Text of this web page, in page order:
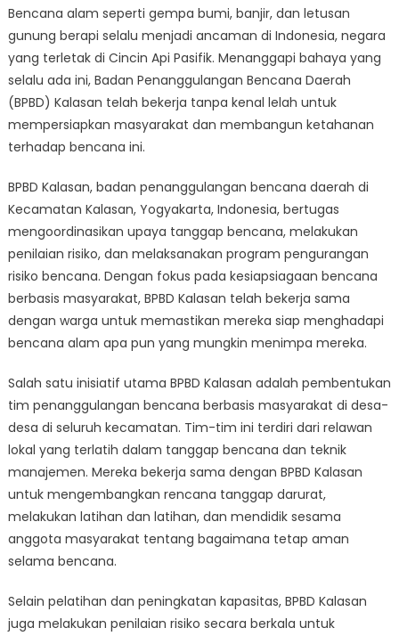
Cara
BPBD
Kalasan
Mempersiapkan
Masyarakat
Menghadapi
Bencana alam seperti gempa bumi, banjir, dan letusan
gunung berapi selalu menjadi ancaman di Indonesia, negara
yang terletak di Cincin Api Pasifik. Menanggapi bahaya yang
selalu ada ini, Badan Penanggulangan Bencana Daerah
(BPBD) Kalasan telah bekerja tanpa kenal lelah untuk
mempersiapkan masyarakat dan membangun ketahanan
terhadap bencana ini.
BPBD Kalasan, badan penanggulangan bencana daerah di
Kecamatan Kalasan, Yogyakarta, Indonesia, bertugas
mengoordinasikan upaya tanggap bencana, melakukan
penilaian risiko, dan melaksanakan program pengurangan
risiko bencana. Dengan fokus pada kesiapsiagaan bencana
berbasis masyarakat, BPBD Kalasan telah bekerja sama
dengan warga untuk memastikan mereka siap menghadapi
bencana alam apa pun yang mungkin menimpa mereka.
Salah satu inisiatif utama BPBD Kalasan adalah pembentukan
tim penanggulangan bencana berbasis masyarakat di desa-
desa di seluruh kecamatan. Tim-tim ini terdiri dari relawan
lokal yang terlatih dalam tanggap bencana dan teknik
manajemen. Mereka bekerja sama dengan BPBD Kalasan
untuk mengembangkan rencana tanggap darurat,
melakukan latihan dan latihan, dan mendidik sesama
anggota masyarakat tentang bagaimana tetap aman
selama bencana.
Selain pelatihan dan peningkatan kapasitas, BPBD Kalasan
juga melakukan penilaian risiko secara berkala untuk